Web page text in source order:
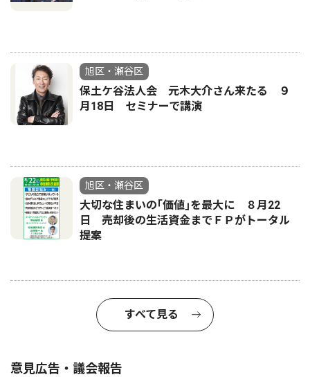
旭区・瀬谷区
保土ケ谷法人会 元木大介さん来たる ９
月18日 セミナーで講演
旭区・瀬谷区
大切な住まいの｢価値｣を最大に ８月22
日 売却後の生活資金までＦＰがトータル
提案
すべて見る
意見広告・議会報告